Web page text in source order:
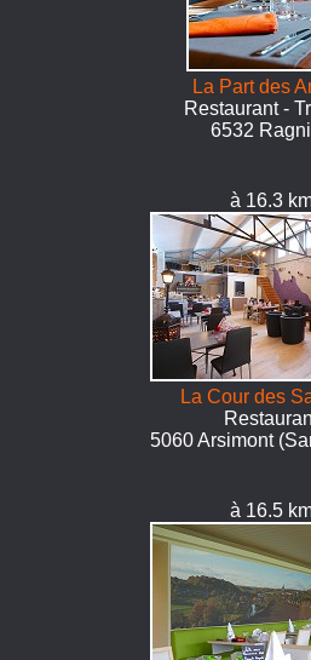
La Part des
Restaurant -
6532
à 16.3
La Cour des
5060 Arsimont
à 16.5